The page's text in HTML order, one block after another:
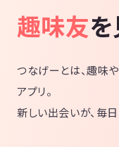
趣味友
つなげーとは、趣味
アプリ。
新しい出会いが、毎日